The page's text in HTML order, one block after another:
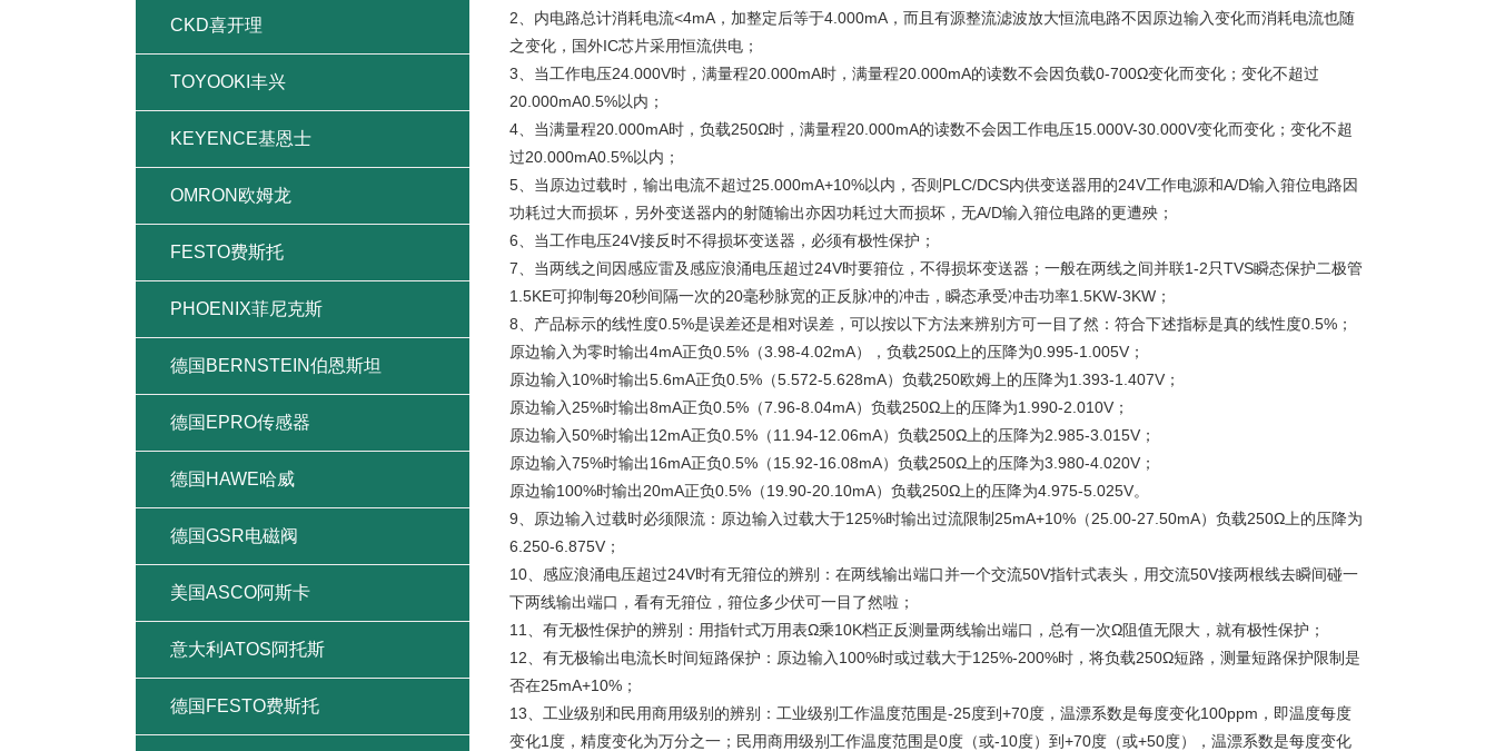
2、内电路总计消耗电流<4mA，加整定后等于4.000mA，而且有源整流滤波放大恒流电路不因原边输入变化而消耗电流也随
之变化，国外IC芯片采用恒流供电；
3、当工作电压24.000V时，满量程20.000mA时，满量程20.000mA的读数不会因负载0-700Ω变化而变化；变化不超过
20.000mA0.5%以内；
4、当满量程20.000mA时，负载250Ω时，满量程20.000mA的读数不会因工作电压15.000V-30.000V变化而变化；变化不超
过20.000mA0.5%以内；
5、当原边过载时，输出电流不超过25.000mA+10%以内，否则PLC/DCS内供变送器用的24V工作电源和A/D输入箝位电路因
功耗过大而损坏，另外变送器内的射随输出亦因功耗过大而损坏，无A/D输入箝位电路的更遭殃；
6、当工作电压24V接反时不得损坏变送器，必须有极性保护；
7、当两线之间因感应雷及感应浪涌电压超过24V时要箝位，不得损坏变送器；一般在两线之间并联1-2只TVS瞬态保护二极管
1.5KE可抑制每20秒间隔一次的20毫秒脉宽的正反脉冲的冲击，瞬态承受冲击功率1.5KW-3KW；
8、产品标示的线性度0.5%是误差还是相对误差，可以按以下方法来辨别方可一目了然：符合下述指标是真的线性度0.5%；
原边输入为零时输出4mA正负0.5%（3.98-4.02mA），负载250Ω上的压降为0.995-1.005V；
原边输入10%时输出5.6mA正负0.5%（5.572-5.628mA）负载250欧姆上的压降为1.393-1.407V；
原边输入25%时输出8mA正负0.5%（7.96-8.04mA）负载250Ω上的压降为1.990-2.010V；
原边输入50%时输出12mA正负0.5%（11.94-12.06mA）负载250Ω上的压降为2.985-3.015V；
原边输入75%时输出16mA正负0.5%（15.92-16.08mA）负载250Ω上的压降为3.980-4.020V；
原边输100%时输出20mA正负0.5%（19.90-20.10mA）负载250Ω上的压降为4.975-5.025V。
9、原边输入过载时必须限流：原边输入过载大于125%时输出过流限制25mA+10%（25.00-27.50mA）负载250Ω上的压降为
6.250-6.875V；
10、感应浪涌电压超过24V时有无箝位的辨别：在两线输出端口并一个交流50V指针式表头，用交流50V接两根线去瞬间碰一
下两线输出端口，看有无箝位，箝位多少伏可一目了然啦；
11、有无极性保护的辨别：用指针式万用表Ω乘10K档正反测量两线输出端口，总有一次Ω阻值无限大，就有极性保护；
12、有无极输出电流长时间短路保护：原边输入100%时或过载大于125%-200%时，将负载250Ω短路，测量短路保护限制是
否在25mA+10%；
13、工业级别和民用商用级别的辨别：工业级别工作温度范围是-25度到+70度，温漂系数是每度变化100ppm，即温度每度
变化1度，精度变化为万分之一；民用商用级别工作温度范围是0度（或-10度）到+70度（或+50度），温漂系数是每度变化
CKD喜开理
TOYOOKI丰兴
KEYENCE基恩士
OMRON欧姆龙
FESTO费斯托
PHOENIX菲尼克斯
德国BERNSTEIN伯恩斯坦
德国EPRO传感器
德国HAWE哈威
德国GSR电磁阀
美国ASCO阿斯卡
意大利ATOS阿托斯
德国FESTO费斯托